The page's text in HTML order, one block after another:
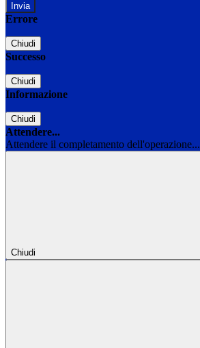
Errore
Chiudi
Successo
Chiudi
Informazione
Chiudi
Attendere...
Attendere il completamento dell'operazione...
Chiudi